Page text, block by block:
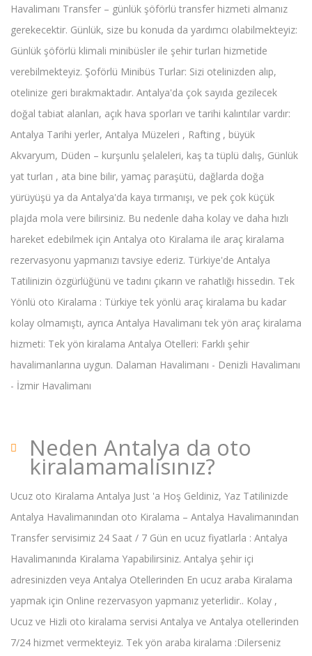
Havalimanı Transfer – günlük şöförlü transfer hizmeti almanız
gerekecektir. Günlük, size bu konuda da yardımcı olabilmekteyiz:
Günlük şöförlü klimali minibüsler ile şehir turları hizmetide
verebilmekteyiz. Şoförlü Minibüs Turlar: Sizi otelinizden alıp,
otelinize geri bırakmaktadır. Antalya'da çok sayıda gezilecek
doğal tabiat alanları, açık hava sporları ve tarihi kalıntılar vardır:
Antalya Tarihi yerler, Antalya Müzeleri , Rafting , büyük
Akvaryum, Düden – kurşunlu şelaleleri, kaş ta tüplü dalış, Günlük
yat turları , ata bine bilir, yamaç paraşütü, dağlarda doğa
yürüyüşü ya da Antalya'da kaya tırmanışı, ve pek çok küçük
plajda mola vere bilirsiniz. Bu nedenle daha kolay ve daha hızlı
hareket edebilmek için Antalya oto Kiralama ile araç kiralama
rezervasyonu yapmanızı tavsiye ederiz. Türkiye'de Antalya
Tatilinizin özgürlüğünü ve tadını çıkarın ve rahatlığı hissedin. Tek
Yönlü oto Kiralama : Türkiye tek yönlü araç kiralama bu kadar
kolay olmamıştı, ayrıca Antalya Havalimanı tek yön araç kiralama
hizmeti: Tek yön kiralama Antalya Otelleri: Farklı şehir
havalimanlarına uygun. Dalaman Havalimanı - Denizli Havalimanı
- İzmir Havalimanı
Neden Antalya da oto
kiralamamalısınız?
Ucuz oto Kiralama Antalya Just 'a Hoş Geldiniz, Yaz Tatilinizde
Antalya Havalimanından oto Kiralama – Antalya Havalimanından
Transfer servisimiz 24 Saat / 7 Gün en ucuz fiyatlarla : Antalya
Havalimanında Kiralama Yapabilirsiniz. Antalya şehir içi
adresinizden veya Antalya Otellerinden En ucuz araba Kiralama
yapmak için Online rezervasyon yapmanız yeterlidir.. Kolay ,
Ucuz ve Hizli oto kiralama servisi Antalya ve Antalya otellerinden
7/24 hizmet vermekteyiz. Tek yön araba kiralama :Dilerseniz